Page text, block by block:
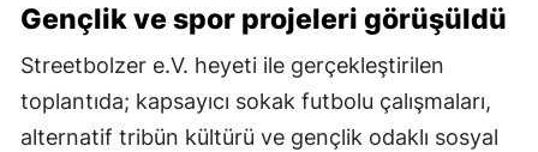
Gençlik ve spor projeleri görüşüldü
Streetbolzer e.V. heyeti ile gerçekleştirilen
toplantıda; kapsayıcı sokak futbolu çalışmaları,
alternatif tribün kültürü ve gençlik odaklı sosyal